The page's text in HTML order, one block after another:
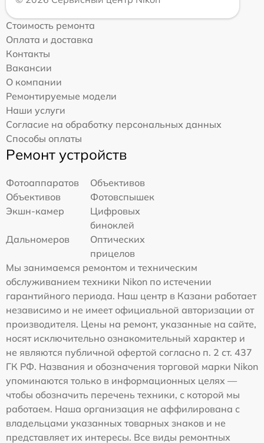
Стоимость ремонта
Оплата и доставка
Контакты
Вакансии
О компании
Ремонтируемые модели
Наши услуги
Согласие на обработку персональных данных
Способы оплаты
Ремонт устройств
Фотоаппаратов
Объективов
Объективов
Фотовспышек
Экшн-камер
Цифровых
биноклей
Дальномеров
Оптических
прицелов
Мы занимаемся ремонтом и техническим
обслуживанием техники Nikon по истечении
гарантийного периода. Наш центр в Казани работает
независимо и не имеет официальной авторизации от
производителя. Цены на ремонт, указанные на сайте,
носят исключительно ознакомительный характер и
не являются публичной офертой согласно п. 2 ст. 437
ГК РФ. Названия и обозначения торговой марки Nikon
упоминаются только в информационных целях —
чтобы обозначить перечень техники, с которой мы
работаем. Наша организация не аффилирована с
владельцами указанных товарных знаков и не
представляет их интересы. Все виды ремонтных